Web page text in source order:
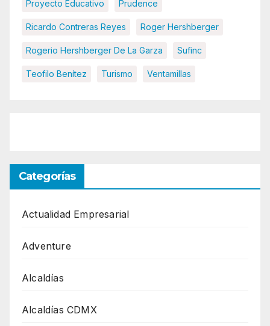
Proyecto Educativo Prudence
Ricardo Contreras Reyes Roger Hershberger
Rogerio Hershberger De La Garza Sufinc
Teofilo Benítez Turismo Ventamillas
Categorías
Actualidad Empresarial
Adventure
Alcaldías
Alcaldías CDMX